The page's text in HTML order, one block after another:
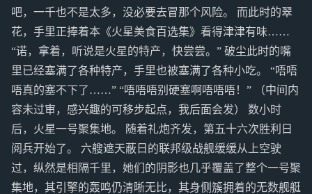
吧，一千也不是太多，没必要去冒那个风险。 而此时的翠
花，手里正捧着本《火星美食百选集》看得津津有味……
“诺，拿着，听说是火星的特产，快尝尝。” 破尘此时的嘴
里已经塞满了各种特产，手里也被塞满了各种小吃。 “唔唔
唔真的塞不下了……” “唔唔唔别硬塞啊唔唔唔！” （中间内
容未过审，感兴趣的可移步起点，我后面会发） 数小时
后，火星一号聚集地。 随着礼炮齐发，第五十六次胜利日
阅兵开始了。 六艘遮天蔽日的联邦级战舰缓缓从上空驶
过，纵然是相隔千里，她们的阴影也几乎覆盖了整个一号聚
集地，其引擎的轰鸣仍清晰无比，其身侧簇拥着的无数舰艇